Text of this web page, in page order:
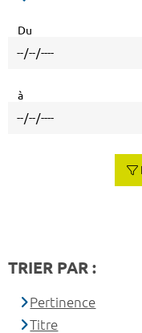
Du
à
TRIER PAR :
Pertinence
Titre